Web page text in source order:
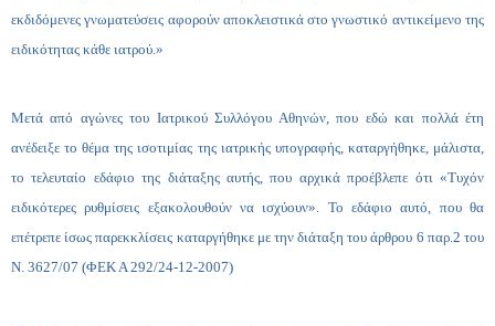
εκδιδόμενες γνωματεύσεις αφορούν αποκλειστικά στο γνωστικό αντικείμενο της
ειδικότητας κάθε ιατρού.»
Μετά από αγώνες του Ιατρικού Συλλόγου Αθηνών, που εδώ και πολλά έτη
ανέδειξε το θέμα της ισοτιμίας της ιατρικής υπογραφής, καταργήθηκε, μάλιστα,
το τελευταίο εδάφιο της διάταξης αυτής, που αρχικά προέβλεπε ότι «Τυχόν
ειδικότερες ρυθμίσεις εξακολουθούν να ισχύουν». Το εδάφιο αυτό, που θα
επέτρεπε ίσως παρεκκλίσεις καταργήθηκε με την διάταξη του άρθρου 6 παρ.2 του
Ν. 3627/07 (ΦΕΚ Α 292/24-12-2007)